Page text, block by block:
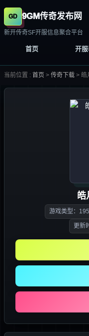
9GM传奇发布网
新开传奇SF开服信息聚合平台
首页 开
当前位置 : 首页 > 传奇下载 > 皓
皓
游戏类型：
更新